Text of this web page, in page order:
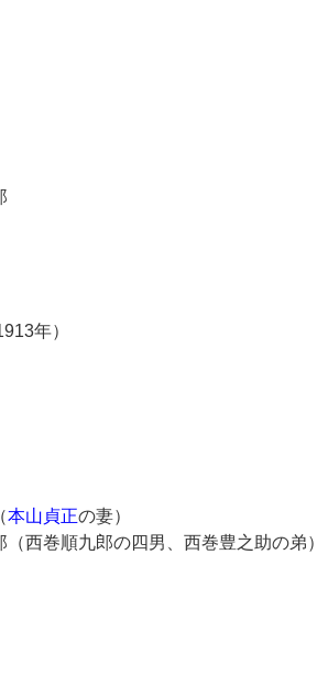
年）
本山貞正の妻）
順九郎の四男、西巻豊之助の弟）